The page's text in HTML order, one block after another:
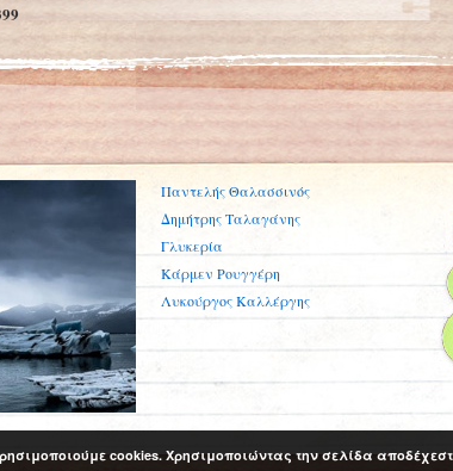
Παντελής Θαλασσινός
Δημήτρης Ταλαγάνης
Γλυκερία
Κάρμεν Ρουγγέρη
Λυκούργος Καλλέργης
cookies. Χρησιμοποιώντας την σελίδα